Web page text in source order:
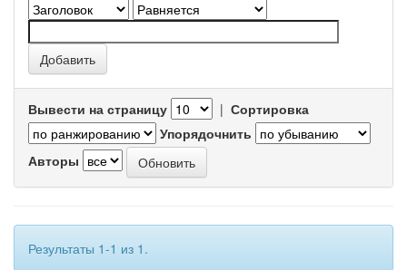
Вывести на страницу | Сортировка
Упорядочнить
Авторы
Результаты 1-1 из 1.